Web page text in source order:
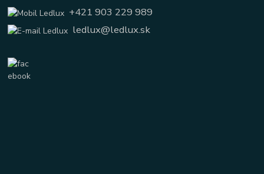
+421 903 229 989
ledlux@ledlux.sk